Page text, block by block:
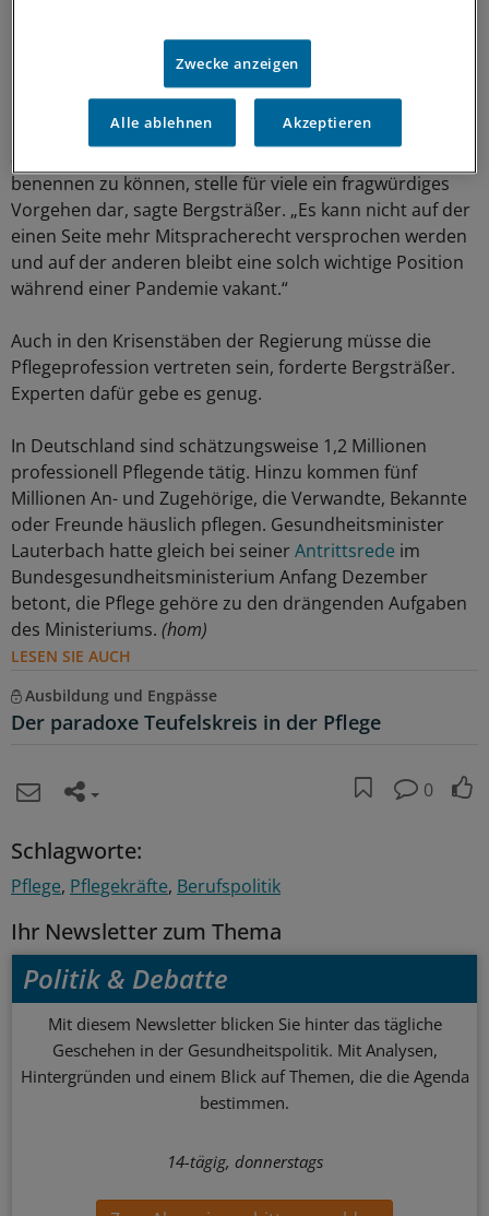
Kritik übte die Vizepräsidentin der Landespflegekammer
Rheinland-Pfalz, Andrea Bergsträßer: Westerfellhaus
abzuberufen, ohne dabei eine direkte Nachfolge
benennen zu können, stelle für viele ein fragwürdiges
Vorgehen dar, sagte Bergsträßer. „Es kann nicht auf der
einen Seite mehr Mitspracherecht versprochen werden
und auf der anderen bleibt eine solch wichtige Position
während einer Pandemie vakant.“
Auch in den Krisenstäben der Regierung müsse die
Pflegeprofession vertreten sein, forderte Bergsträßer.
Experten dafür gebe es genug.
In Deutschland sind schätzungsweise 1,2 Millionen
professionell Pflegende tätig. Hinzu kommen fünf
Millionen An- und Zugehörige, die Verwandte, Bekannte
oder Freunde häuslich pflegen. Gesundheitsminister
Lauterbach hatte gleich bei seinerAntrittsrede im
Bundesgesundheitsministerium Anfang Dezember
betont, die Pflege gehöre zu den drängenden Aufgaben
des Ministeriums. (hom)
LESEN SIE AUCH
Ausbildung und Engpässe
Der paradoxe Teufelskreis in der Pflege
0
Schlagworte:
Pflege Pflegekräfte Berufspolitik
Ihr Newsletter zum Thema
Politik & Debatte
Mit diesem Newsletter blicken Sie hinter das tägliche
Geschehen in der Gesundheitspolitik. Mit Analysen,
Hintergründen und einem Blick auf Themen, die die Agenda
bestimmen.
14-tägig, donnerstags
Zwecke anzeigen
Alle ablehnen Akzeptieren